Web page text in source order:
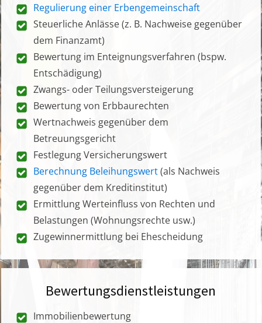
Regulierung einer Erbengemeinschaft
Steuerliche Anlässe (z. B. Nachweise gegenüber
dem Finanzamt)
Bewertung im Enteignungsverfahren (bspw.
Entschädigung)
Zwangs- oder Teilungsversteigerung
Bewertung von Erbbaurechten
Wertnachweis gegenüber dem
Betreuungsgericht
Festlegung Versicherungswert
Berechnung Beleihungswert(als Nachweis
gegenüber dem Kreditinstitut)
Ermittlung Werteinfluss von Rechten und
Belastungen (Wohnungsrechte usw.)
Zugewinnermittlung bei Ehescheidung
Bewertungsdienstleistungen
Immobilienbewertung